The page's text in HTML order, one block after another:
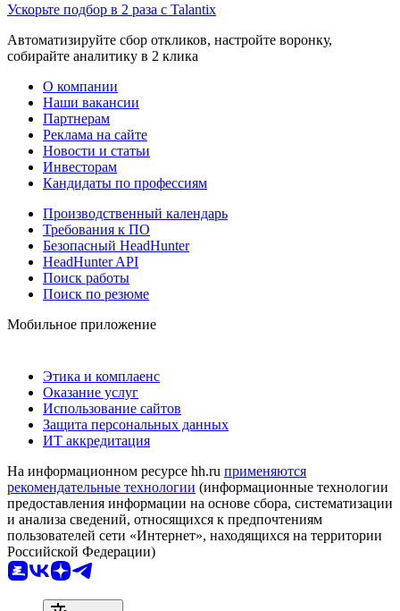
Ускорьте подбор в 2 раза с Talantix
Автоматизируйте сбор откликов, настройте воронку,
собирайте аналитику в 2 клика
О компании
Наши вакансии
Партнерам
Реклама на сайте
Новости и статьи
Инвесторам
Кандидаты по профессиям
Производственный календарь
Требования к ПО
Безопасный HeadHunter
HeadHunter API
Поиск работы
Поиск по резюме
Мобильное приложение
Этика и комплаенс
Оказание услуг
Использование сайтов
Защита персональных данных
ИТ аккредитация
На информационном ресурсе hh.ru применяются
рекомендательные технологии (информационные технологии
предоставления информации на основе сбора, систематизации
и анализа сведений, относящихся к предпочтениям
пользователей сети «Интернет», находящихся на территории
Российской Федерации)